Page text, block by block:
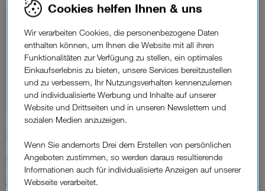
500 Mbit/sDownload max.
200 Mbit/s Upload max.
Glasfaser
56,58 €*
Monatlich
82,50 €
Cookies helfen Ihnen & uns
Wir verarbeiten Cookies, die personenbezogene Daten
enthalten können, um Ihnen die Website mit all ihren
Funktionalitäten zur Verfügung zu stellen, ein optimales
Einkaufserlebnis zu bieten, unsere Services bereitzustellen
und zu verbessern, Ihr Nutzungsverhalten kennenzulernen
und individualisierte Werbung und Inhalte auf unserer
Website und Drittseiten und in unseren Newslettern und
sozialen Medien anzuzeigen.
Wenn Sie andernorts Drei dem Erstellen von persönlichen
Angeboten zustimmen, so werden daraus resultierende
Informationen auch für individualisierte Anzeigen auf unserer
Webseite verarbeitet.